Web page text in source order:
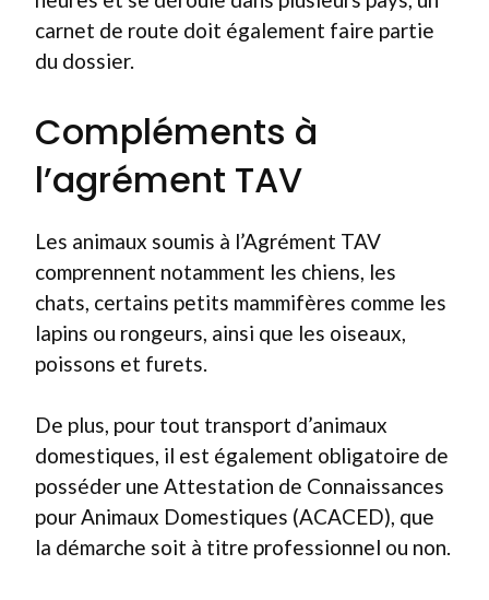
carnet de route doit également faire partie
du dossier.
Compléments à
l’agrément TAV
Les animaux soumis à l’Agrément TAV
comprennent notamment les chiens, les
chats, certains petits mammifères comme les
lapins ou rongeurs, ainsi que les oiseaux,
poissons et furets.
De plus, pour tout transport d’animaux
domestiques, il est également obligatoire de
posséder une Attestation de Connaissances
pour Animaux Domestiques (ACACED), que
la démarche soit à titre professionnel ou non.